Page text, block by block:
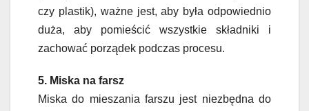
czy plastik), ważne jest, aby była odpowiednio
duża, aby pomieścić wszystkie składniki i
zachować porządek podczas procesu.
5. Miska na farsz
Miska do mieszania farszu jest niezbędna do